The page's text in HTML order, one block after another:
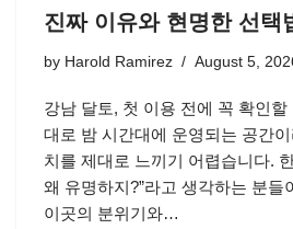
진짜 이유와 현명한 선택
by Harold Ramirez August 5,
강남 달토, 첫 이용 전에 꼭 확인할
대로 밤 시간대에 운영되는 공간
치를 제대로 느끼기 어렵습니다.
왜 유명하지?”라고 생각하는 분들
이곳의 분위기와…